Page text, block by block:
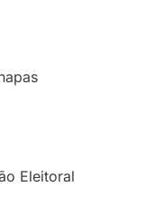
Eleitoral